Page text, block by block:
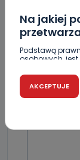
Na jakiej
Podstawą
osobowych, jest
r. w sprawie
swobodnego
dyrektywy 95/
Czy jest
AKCEPTUJE
DOŁĄCZ DO